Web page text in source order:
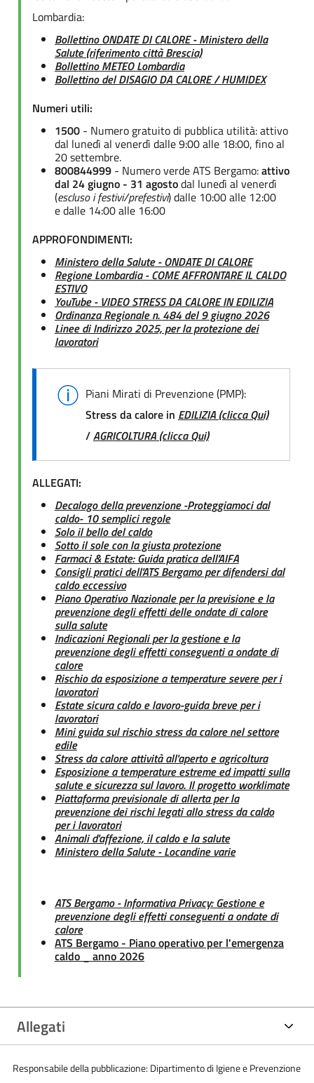
Lombardia:
Bollettino ONDATE DI CALORE - Ministero della
Salute (riferimento città Brescia)
Bollettino METEO Lombardia
Bollettino del DISAGIO DA CALORE / HUMIDEX
Numeri utili:
1500- Numero gratuito di pubblica utilità: attivo
dal lunedì al venerdì dalle 9:00 alle 18:00, fino al
20 settembre.
800844999- Numero verde ATS Bergamo:attivo
dal 24 giugno - 31 agostodal lunedì al venerdì
(escluso i festivi/prefestivi) dalle 10:00 alle 12:00
e dalle 14:00 alle 16:00
APPROFONDIMENTI:
Ministero della Salute - ONDATE DI CALORE
Regione Lombardia - COME AFFRONTARE IL CALDO
ESTIVO
YouTube - VIDEO STRESS DA CALORE IN EDILIZIA
Ordinanza Regionale n. 484 del 9 giugno 2026
Linee di Indirizzo 2025, per la protezione dei
lavoratori
Piani Mirati di Prevenzione (PMP):
Stress da calore in EDILIZIA (clicca Qui)
/AGRICOLTURA (clicca Qui)
ALLEGATI:
Decalogo della prevenzione -Proteggiamoci dal
caldo- 10 semplici regole
Solo il bello del caldo
Sotto il sole con la giusta protezione
Farmaci & Estate: Guida pratica dell'AIFA
Consigli pratici dell'ATS Bergamo per difendersi dal
caldo eccessivo
Piano Operativo Nazionale per la previsione e la
prevenzione degli effetti delle ondate di calore
sulla salute
Indicazioni Regionali per la gestione e la
prevenzione degli effetti conseguenti a ondate di
calore
Rischio da esposizione a temperature severe per i
lavoratori
Estate sicura caldo e lavoro-guida breve per i
lavoratori
Mini guida sul rischio stress da calore nel settore
edile
Stress da calore attività all'aperto e agricoltura
Esposizione a temperature estreme ed impatti sulla
salute e sicurezza sul lavoro. Il progetto worklimate
Piattaforma previsionale di allerta per la
prevenzione dei rischi legati allo stress da caldo
per i lavoratori
Animali d'affezione, il caldo e la salute
Ministero della Salute - Locandine varie
ATS Bergamo - Informativa Privacy: Gestione e
prevenzione degli effetti conseguenti a ondate di
calore
ATS Bergamo - Piano operativo per l'emergenza
caldo _ anno 2026
Allegati
Responsabile della pubblicazione: Dipartimento di Igiene e Prevenzione